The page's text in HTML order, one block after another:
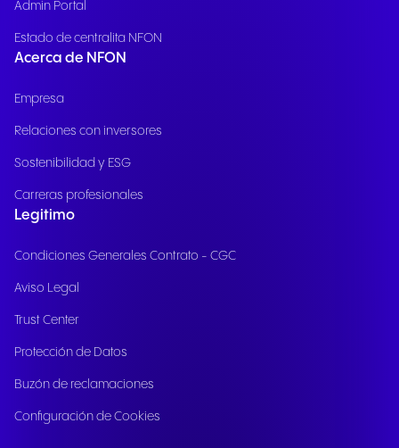
Admin Portal
Estado de centralita NFON
Acerca de NFON
Empresa
Relaciones con inversores
Sostenibilidad y ESG
Carreras profesionales
Legitimo
Condiciones Generales Contrato - CGC
Aviso Legal
Trust Center
Protección de Datos
Buzón de reclamaciones
Configuración de Cookies